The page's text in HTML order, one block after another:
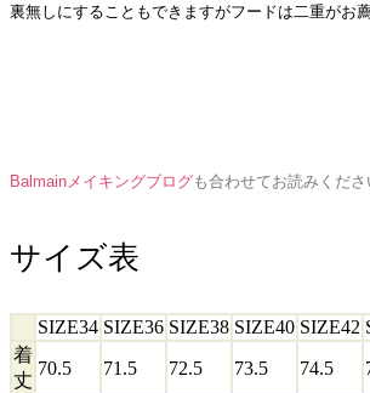
裏無しにすることもできますがフードは二重がお薦
Balmainメイキングブログも合わせてお読みくださ
サイズ表
SIZE34 SIZE36 SIZE38 SIZE40 SIZE42
着
丈
70.5 71.5 72.5 73.5 74.5